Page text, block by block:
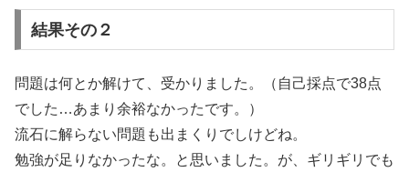
結果その２
問題は何とか解けて、受かりました。（自己採点で38点
でした…あまり余裕なかったです。）
流石に解らない問題も出まくりでしけどね。
勉強が足りなかったな。と思いました。が、ギリギリでも